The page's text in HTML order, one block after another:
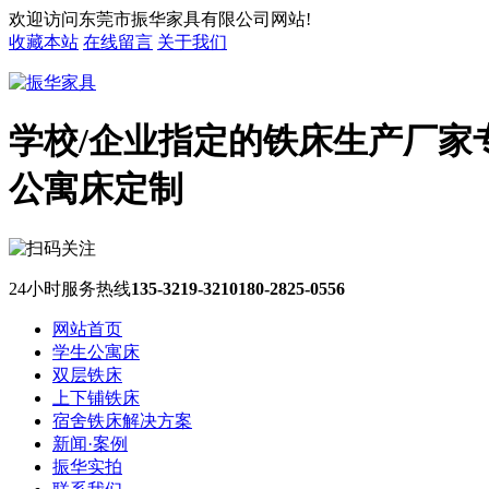
欢迎访问东莞市振华家具有限公司网站!
收藏本站 在线留言 关于我们
学校/企业指定的铁床生产厂家
公寓床定制
24小时服务热线135-3219-3210180-2825-0556
网站首页
学生公寓床
双层铁床
上下铺铁床
宿舍铁床解决方案
新闻·案例
振华实拍